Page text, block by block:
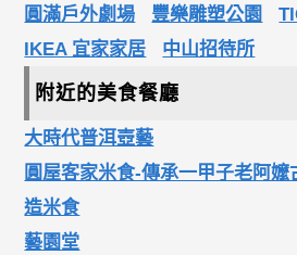
圓滿戶外劇場
豐樂雕塑公園
IKEA 宜家家居
中山招待所
附近的美食餐廳
大時代普洱壺藝
圓屋客家米食-傳承一甲子老阿
造米食
藝園堂